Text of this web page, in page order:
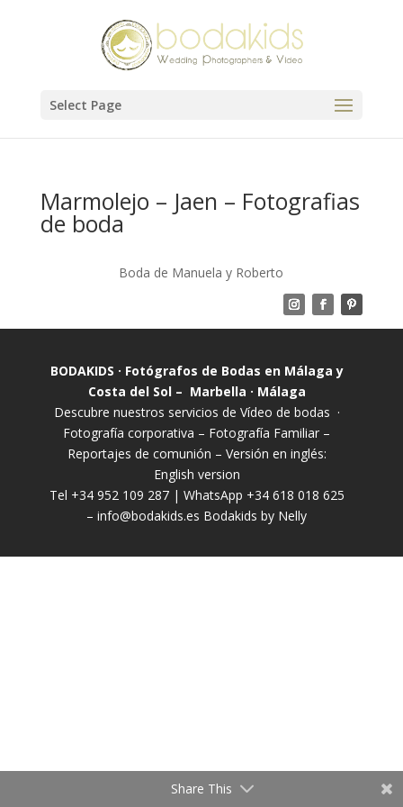
Select Page
Marmolejo – Jaen – Fotografias
de boda
Boda de Manuela y Roberto
BODAKIDS · Fotógrafos de Bodas en Málaga y
Costa del Sol – Marbella · Málaga
Descubre nuestros servicios de Vídeo de bodas ·
Fotografía corporativa – Fotografía Familiar –
Reportajes de comunión – Versión en inglés:
English version
Tel +34 952 109 287 | WhatsApp +34 618 018 625
–info@bodakids.es Bodakids by Nelly
Share This